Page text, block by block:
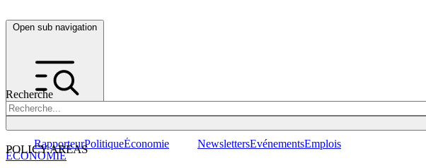
Open sub navigation
Recherche
POLICY AREAS
RapporteurPolitiqueÉconomie NewslettersEvénementsEmplois
ÉCONOMIE